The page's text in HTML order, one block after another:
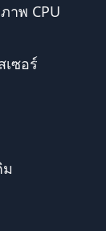
าพ CPU
เซอร์
ม